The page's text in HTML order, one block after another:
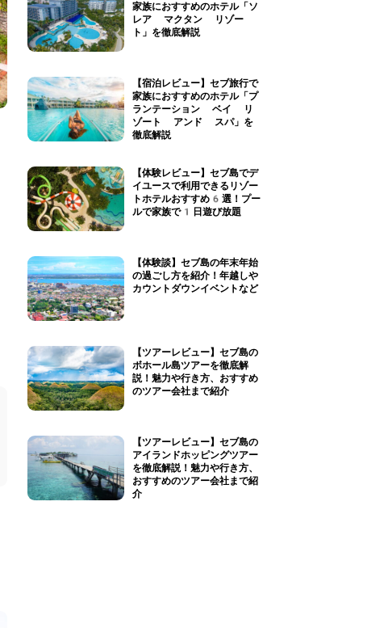
家族におすすめのホテル「ソ
レア マクタン リゾー
ト」を徹底解説
【宿泊レビュー】セブ旅行で
家族におすすめのホテル「プ
ランテーション ベイ リ
ゾート アンド スパ」を
徹底解説
【体験レビュー】セブ島でデ
イユースで利用できるリゾー
トホテルおすすめ6選！プー
ルで家族で1日遊び放題
【体験談】セブ島の年末年始
の過ごし方を紹介！年越しや
カウントダウンイベントなど
【ツアーレビュー】セブ島の
ボホール島ツアーを徹底解
説！魅力や行き方、おすすめ
のツアー会社まで紹介
【ツアーレビュー】セブ島の
アイランドホッピングツアー
を徹底解説！魅力や行き方、
おすすめのツアー会社まで紹
介